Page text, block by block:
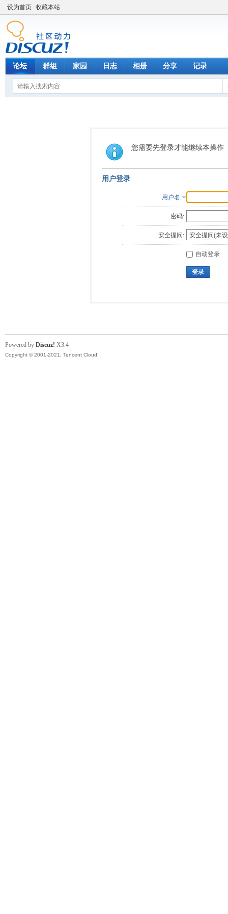
设为首页 收藏本站
论坛 群组 家园 日志 相册 分享 记录
您需要先登录才能继续本操作
用户登录
用户名
密码:
安全提问:
自动登录
登录
Powered by Discuz! X3.4
Copyright © 2001-2021, Tencent Cloud.